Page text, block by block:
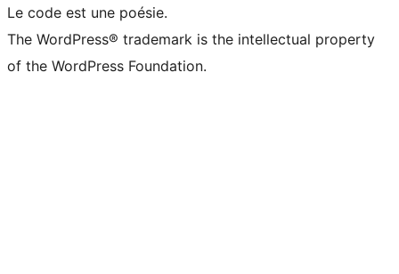
Le code est une poésie.
The WordPress® trademark is the intellectual property
of the WordPress Foundation.